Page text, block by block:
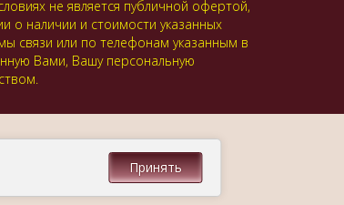
не является публичной офертой,
о наличии и стоимости указанных
связи или по телефонам указанным в
Вами, Вашу персональную
Принять